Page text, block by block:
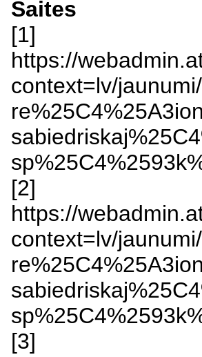
Saites
[1]
https://
context=lv/
[2]
https://
context=lv/
[3]